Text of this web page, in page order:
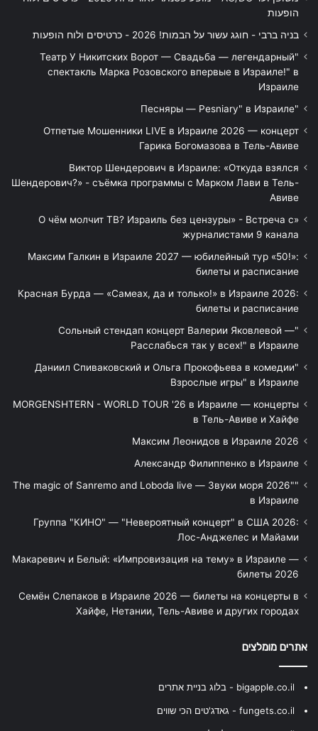
הופעות
בניה ברבי - חוגג עשור על הבמות! 2026 - כרטיסים ולוח הופעות
"Театр У Никитских Ворот — Свадьба — легендарный
спектакль Марка Розовского впервые в Израиле!" в
Израиле
"Песняры — Pesniary" в Израиле
Отпетые Мошенники LIVE в Израиле 2026 — концерт
Гарика Богомазова в Тель-Авиве
Виктор Шендерович в Израиле: «Откуда взялся
Шендерович?» - съёмка программы с Марком Лави в Тель-
Авиве
«О чём молчит ТВ? Израиль без цензуры» - Встреча с
журналистами 9 канала
Максим Галкин в Израиле 2027 — юбилейный тур «50!»:
билеты и расписание
Красная Бурда — «Самеах, да и только!» в Израиле 2026:
билеты и расписание
"Сольный стендап концерт Валерии Яковлевой —
Расслабься так у всех!" в Израиле
"Даниил Спиваковский и Ольга Прокофьева в комедии
Взрослые игры" в Израиле
MORGENSHTERN - WORLD TOUR '26 в Израиле — концерты
в Тель-Авиве и Хайфе
Максим Леонидов в Израиле 2026
Александр Филиппенко в Израиле
"The magic of Sanremo and Loboda live — Звуки моря 2026"
в Израиле
Группа "КИНО" — "Невероятный концерт" в США 2026:
Лос-Анджелес и Майами
Макаревич и Белый: «Импровизация на тему» в Израиле —
билеты 2026
Семён Слепаков в Израиле 2026 — билеты на концерты в
Хайфе, Нетании, Тель-Авиве и других городах
אתרים מומלצים
bigapple.co.il - בלוג בניית אתרים
fungets.co.il - גאדג'טים הכי שווים